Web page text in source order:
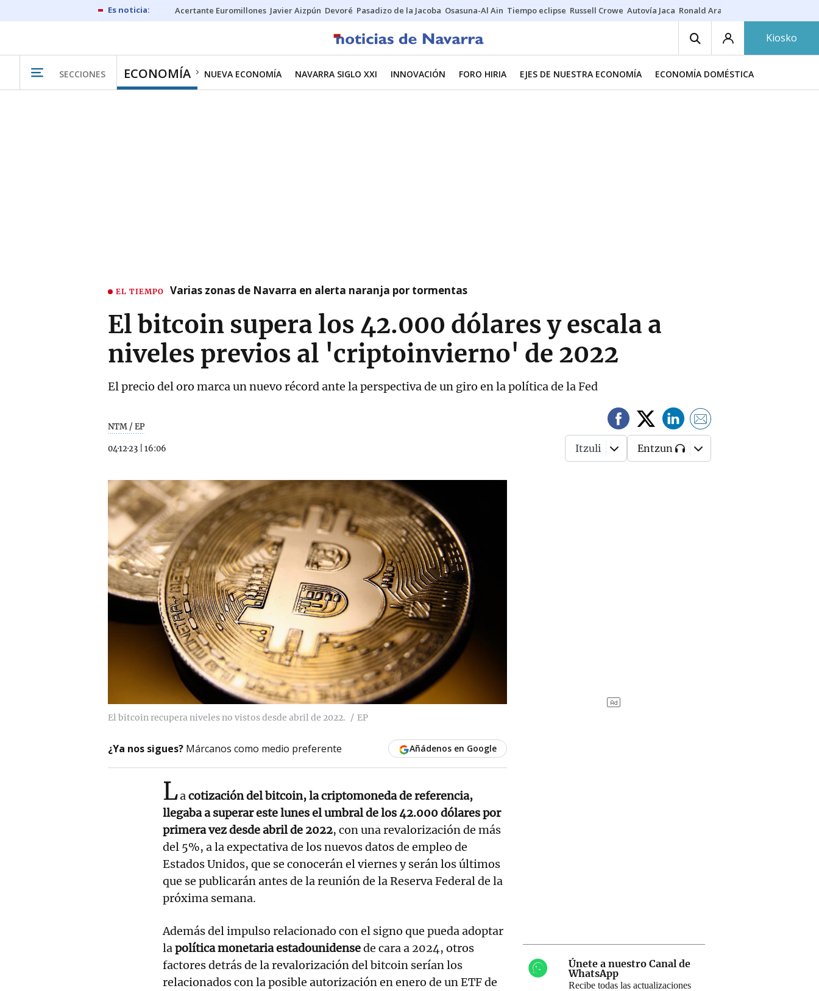
Acertante Euromillones Javier Aizpún Devoré Pasadizo de la Jacoba Osasuna-Al Ain Tiempo eclipse Russell Crowe Autovía Jaca Ronald Araújo
Kiosko
SECCIONES ECONOMÍA NUEVA ECONOMÍA NAVARRA SIGLO XXI INNOVACIÓN FORO HIRIA EJES DE NUESTRA ECONOMÍA ECONOMÍA DOMÉSTICA
EL TIEMPO Varias zonas de Navarra en alerta naranja por tormentas
El bitcoin supera los 42.000 dólares y escala a
niveles previos al 'criptoinvierno' de 2022
El precio del oro marca un nuevo récord ante la perspectiva de un giro en la política de la Fed
NTM / EP
04·12·23 16:06 Itzuli Entzun
El bitcoin recupera niveles no vistos desde abril de 2022. EP
¿Ya nos sigues? Márcanos como medio preferente Añádenos en Google
Lacotización del bitcoin, la criptomoneda de referencia,
llegaba a superar este lunes el umbral de los 42.000 dólares por
primera vez desde abril de 2022, con una revalorización de más
del 5%, a la expectativa de los nuevos datos de empleo de
Estados Unidos, que se conocerán el viernes y serán los últimos
que se publicarán antes de la reunión de la Reserva Federal de la
próxima semana.
Además del impulso relacionado con el signo que pueda adoptar
lapolítica monetaria estadounidensede cara a 2024, otros
factores detrás de la revalorización del bitcoin serían los
relacionados con la posible autorización en enero de un ETF de
Únete a nuestro Canal de
WhatsApp
Recibe todas las actualizaciones